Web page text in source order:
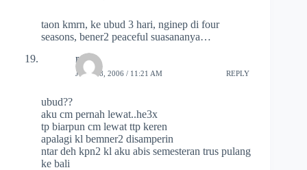
taon kmrn, ke ubud 3 hari, nginep di four
seasons, bener2 peaceful suasananya…
resha
JULY 28, 2006 / 11:21 AM REPLY
ubud??
aku cm pernah lewat..he3x
tp biarpun cm lewat ttp keren
apalagi kl bemner2 disamperin
ntar deh kpn2 kl aku abis semesteran trus pulang
ke bali